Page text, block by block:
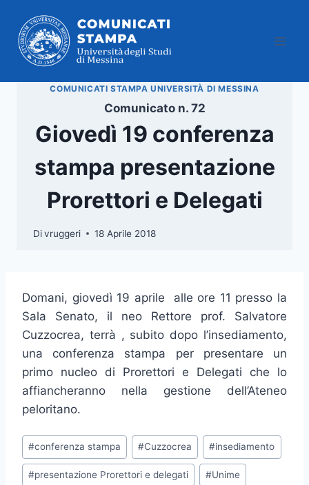
contenuto
COMUNICATI STAMPA UNIVERSITÀ DI MESSINA
Comunicato n. 72
Giovedì 19 conferenza
stampa presentazione
Prorettori e Delegati
Divruggeri 18 Aprile 2018
Domani, giovedì 19 aprile alle ore 11 presso la
Sala Senato, il neo Rettore prof. Salvatore
Cuzzocrea, terrà , subito dopo l’insediamento,
una conferenza stampa per presentare un
primo nucleo di Prorettori e Delegati che lo
affiancheranno nella gestione dell’Ateneo
peloritano.
Tag
articolo:
#conferenza stampa #Cuzzocrea #insediamento
#presentazione Prorettori e delegati #Unime